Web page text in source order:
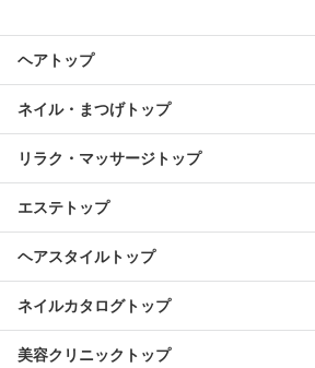
ヘアトップ
ネイル・まつげトップ
リラク・マッサージトップ
エステトップ
ヘアスタイルトップ
ネイルカタログトップ
美容クリニックトップ